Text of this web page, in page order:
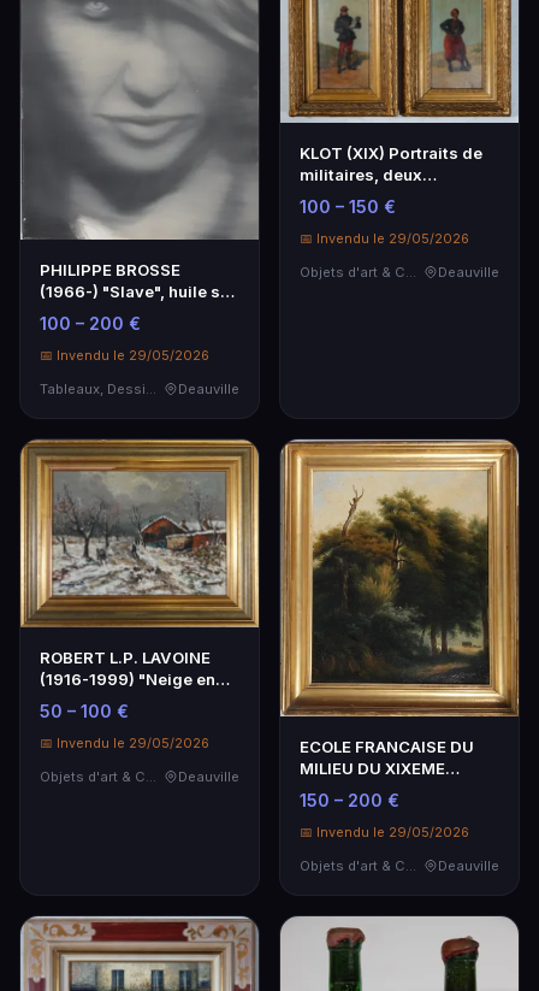
PHILIPPE BROSSE
(1966-) "Slave", huile sur
toile.
100 – 200 €
📅 Invendu le 29/05/2026
Tableaux, Dessins & Estampes
Deauville
KLOT (XIX) Portraits de
militaires, deux
pendants, huiles su…
100 – 150 €
📅 Invendu le 29/05/2026
Deauville
ROBERT L.P. LAVOINE
(1916-1999) "Neige en
Seine et Marne", h…
50 – 100 €
📅 Invendu le 29/05/2026
Deauville
ECOLE FRANCAISE DU
MILIEU DU XIXEME
SIECLE Sous-bois, une
di…
150 – 200 €
📅 Invendu le 29/05/2026
Deauville